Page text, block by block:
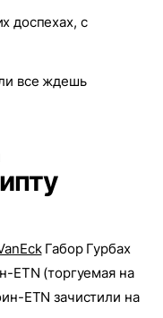
доспехах, с
все ждешь
Габор Гурбах
ETN (торгуемая на
ETN зачистили на